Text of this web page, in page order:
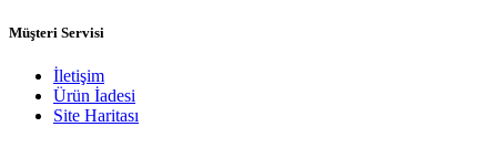
Müşteri Servisi
İletişim
Ürün İadesi
Site Haritası